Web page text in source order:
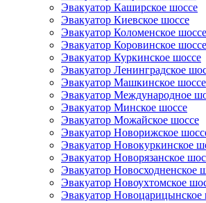
Эвакуатор Каширское шоссе
Эвакуатор Киевское шоссе
Эвакуатор Коломенское шоссе
Эвакуатор Коровинское шоссе
Эвакуатор Куркинское шоссе
Эвакуатор Ленинградское
Эвакуатор Машкинское шоссе
Эвакуатор Международное
Эвакуатор Минское шоссе
Эвакуатор Можайское шоссе
Эвакуатор Новорижское
Эвакуатор Новокуркинское
Эвакуатор Новорязанское
Эвакуатор Новосходненское
Эвакуатор Новоухтомское
Эвакуатор Новоцарицынское